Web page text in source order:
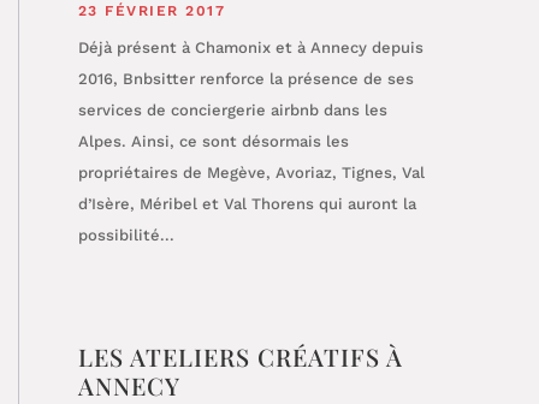
23 FÉVRIER 2017
Déjà présent à Chamonix et à Annecy depuis
2016, Bnbsitter renforce la présence de ses
services de conciergerie airbnb dans les
Alpes. Ainsi, ce sont désormais les
propriétaires de Megève, Avoriaz, Tignes, Val
d’Isère, Méribel et Val Thorens qui auront la
possibilité...
LES ATELIERS CRÉATIFS À
ANNECY